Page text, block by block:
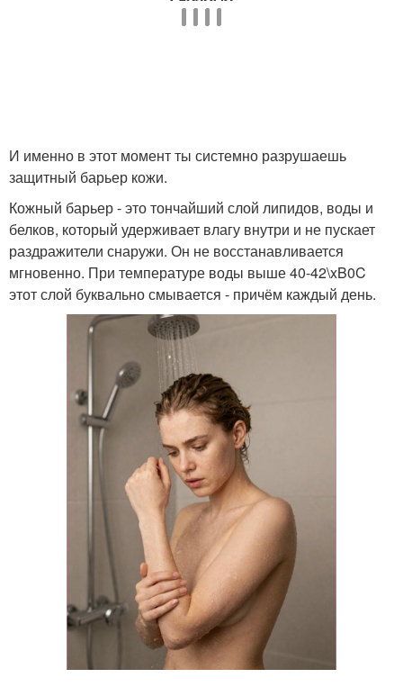
И именно в этот момент ты системно разрушаешь
защитный барьер кожи.
Кожный барьер - это тончайший слой липидов, воды и
белков, который удерживает влагу внутри и не пускает
раздражители снаружи. Он не восстанавливается
мгновенно. При температуре воды выше 40-42\xB0C
этот слой буквально смывается - причём каждый день.